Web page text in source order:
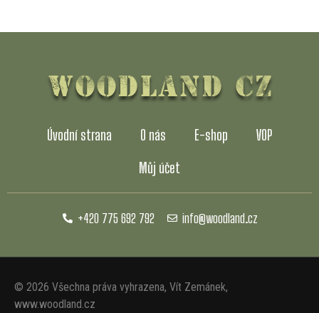
Úvodní strana O nás E-shop
VOP
Můj účet
+420 775 692 792 info@woodland.cz
© 2026 Všechna práva vyhrazena, Vít Zemánek,
www.woodland.cz